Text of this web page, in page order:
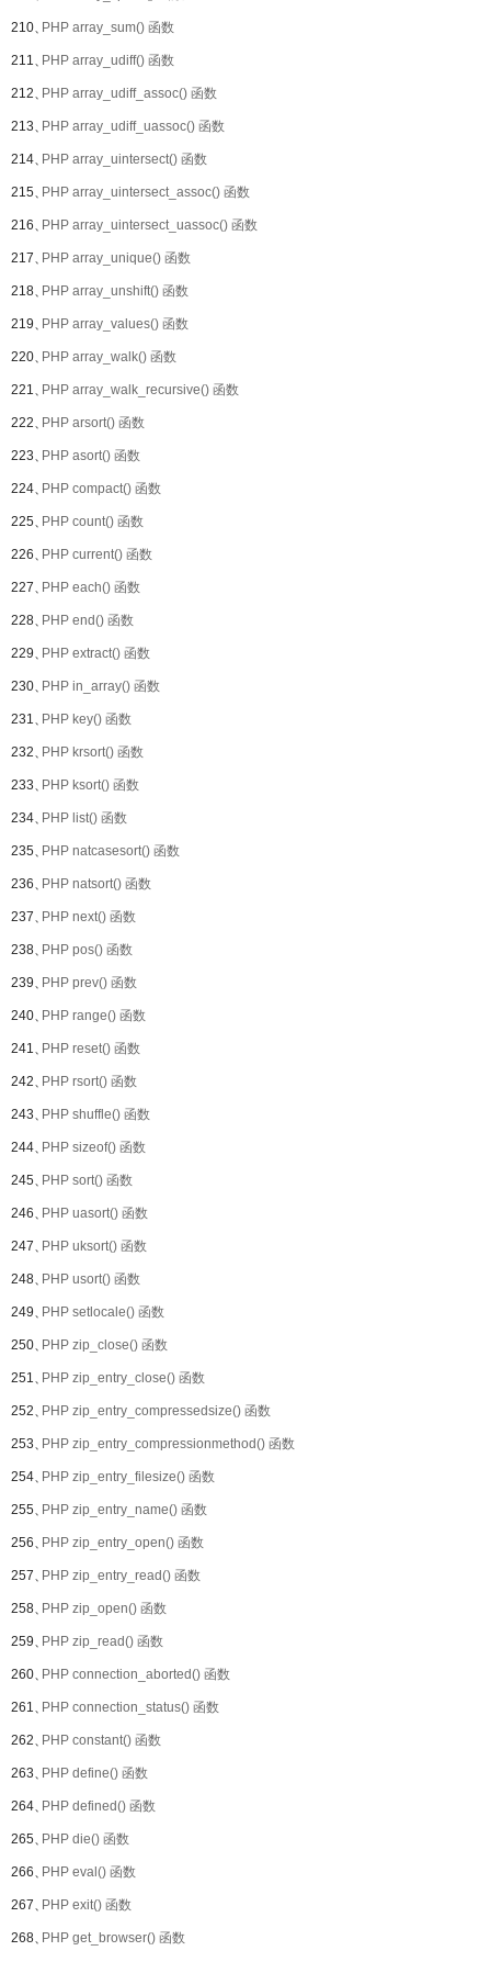
210、PHP array_sum() 函数
211、PHP array_udiff() 函数
212、PHP array_udiff_assoc() 函数
213、PHP array_udiff_uassoc() 函数
214、PHP array_uintersect() 函数
215、PHP array_uintersect_assoc() 函数
216、PHP array_uintersect_uassoc() 函数
217、PHP array_unique() 函数
218、PHP array_unshift() 函数
219、PHP array_values() 函数
220、PHP array_walk() 函数
221、PHP array_walk_recursive() 函数
222、PHP arsort() 函数
223、PHP asort() 函数
224、PHP compact() 函数
225、PHP count() 函数
226、PHP current() 函数
227、PHP each() 函数
228、PHP end() 函数
229、PHP extract() 函数
230、PHP in_array() 函数
231、PHP key() 函数
232、PHP krsort() 函数
233、PHP ksort() 函数
234、PHP list() 函数
235、PHP natcasesort() 函数
236、PHP natsort() 函数
237、PHP next() 函数
238、PHP pos() 函数
239、PHP prev() 函数
240、PHP range() 函数
241、PHP reset() 函数
242、PHP rsort() 函数
243、PHP shuffle() 函数
244、PHP sizeof() 函数
245、PHP sort() 函数
246、PHP uasort() 函数
247、PHP uksort() 函数
248、PHP usort() 函数
249、PHP setlocale() 函数
250、PHP zip_close() 函数
251、PHP zip_entry_close() 函数
252、PHP zip_entry_compressedsize() 函数
253、PHP zip_entry_compressionmethod() 函数
254、PHP zip_entry_filesize() 函数
255、PHP zip_entry_name() 函数
256、PHP zip_entry_open() 函数
257、PHP zip_entry_read() 函数
258、PHP zip_open() 函数
259、PHP zip_read() 函数
260、PHP connection_aborted() 函数
261、PHP connection_status() 函数
262、PHP constant() 函数
263、PHP define() 函数
264、PHP defined() 函数
265、PHP die() 函数
266、PHP eval() 函数
267、PHP exit() 函数
268、PHP get_browser() 函数